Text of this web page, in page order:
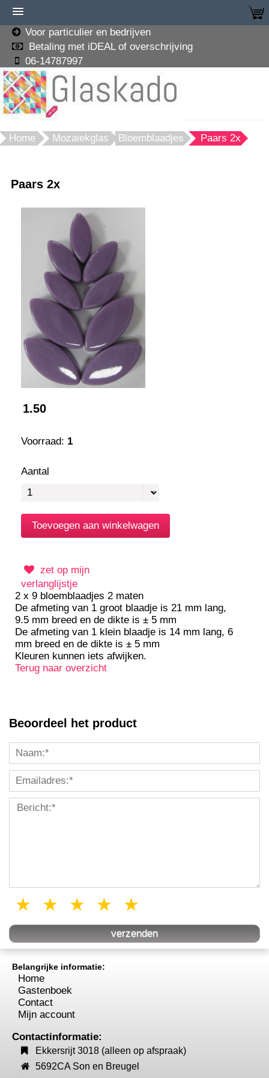
Voor particulier en bedrijven
Betaling met iDEAL of overschrijving
06-14787997
Home Mozaiekglas Bloemblaadjes Paars 2x
Paars 2x
1.50
Voorraad: 1
Aantal
zet op mijn
verlanglijstje
2 x 9 bloemblaadjes 2 maten
De afmeting van 1 groot blaadje is 21 mm lang,
9.5 mm breed en de dikte is ± 5 mm
De afmeting van 1 klein blaadje is 14 mm lang, 6
mm breed en de dikte is ± 5 mm
Kleuren kunnen iets afwijken.
Terug naar overzicht
Beoordeel het product
4 stars
3 stars
2 stars
1 star
Belangrijke informatie:
Home
Gastenboek
Contact
Mijn account
Contactinformatie:
Ekkersrijt 3018 (alleen op afspraak)
5692CA Son en Breugel